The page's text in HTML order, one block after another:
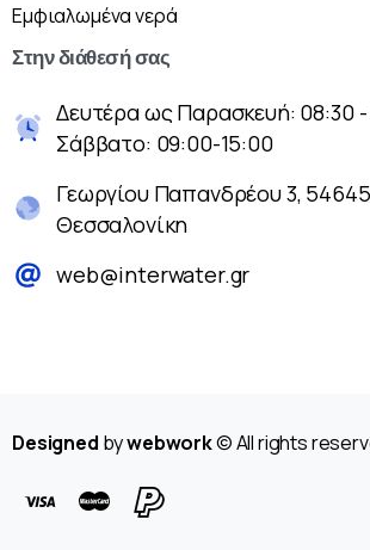
Εμφιαλωμένα νερά
Στηνδιάθεσήσας
Δευτέρα ως Παρασκευή: 08:30
Σάββατο: 09:00-15:00
Γεωργίου Παπανδρέου 3,
Θεσσαλονίκη
web@interwater.gr
Designed bywebwork© All rights